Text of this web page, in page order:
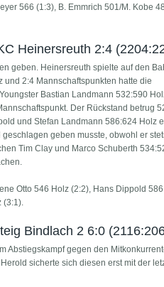
566 (1:3), B. Emmrich 501/M. Kobe
Heinersreuth 2:4
geben. Heinersreuth spielte auf den
2:4 Mannschaftspunkten hatte die
Bastian Landmann 532:590
Der Rückstand betrug
und Stefan Landmann 586:624 Holz
geben musste, obwohl er
Tim Clay und Marco Schuberth
Otto 546 Holz (2:2), Hans Dippold 586
(3:1).
Bindlach 2 6:0
Abstiegskampf gegen den
sicherte sich diesen erst mit der